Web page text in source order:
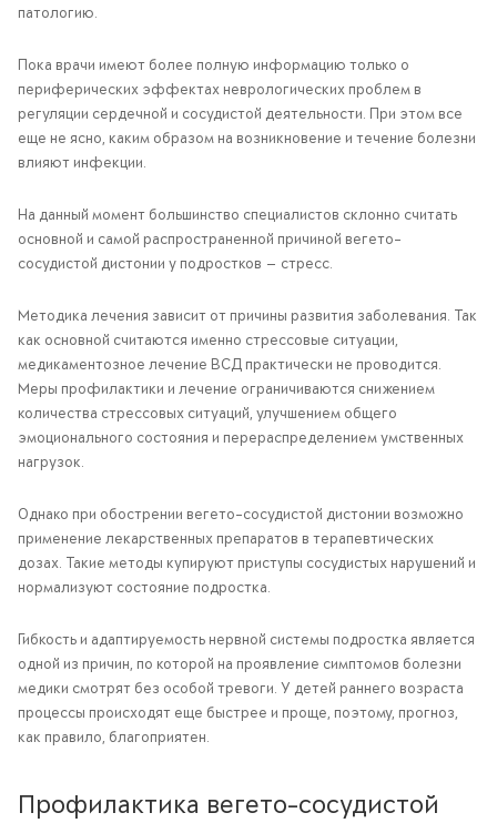
патологию.
Пока врачи имеют более полную информацию только о
периферических эффектах неврологических проблем в
регуляции сердечной и сосудистой деятельности. При этом все
еще не ясно, каким образом на возникновение и течение болезни
влияют инфекции.
На данный момент большинство специалистов склонно считать
основной и самой распространенной причиной вегето-
сосудистой дистонии у подростков — стресс.
Методика лечения зависит от причины развития заболевания. Так
как основной считаются именно стрессовые ситуации,
медикаментозное лечение ВСД практически не проводится.
Меры профилактики и лечение ограничиваются снижением
количества стрессовых ситуаций, улучшением общего
эмоционального состояния и перераспределением умственных
нагрузок.
Однако при обострении вегето-сосудистой дистонии возможно
применение лекарственных препаратов в терапевтических
дозах. Такие методы купируют приступы сосудистых нарушений и
нормализуют состояние подростка.
Гибкость и адаптируемость нервной системы подростка является
одной из причин, по которой на проявление симптомов болезни
медики смотрят без особой тревоги. У детей раннего возраста
процессы происходят еще быстрее и проще, поэтому, прогноз,
как правило, благоприятен.
Профилактика вегето-сосудистой